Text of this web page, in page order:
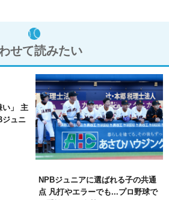
せて読みたい
い」 主
ジュニ
NPBジュニアに選ばれる子の共通
点 凡打やエラーでも...プロ野球で